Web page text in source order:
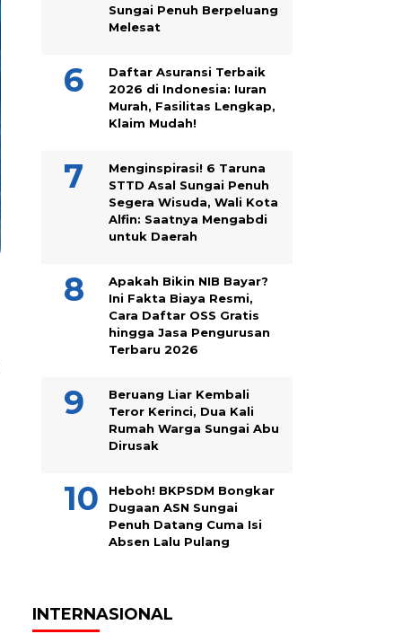
Sungai Penuh Berpeluang
Melesat
Daftar Asuransi Terbaik
2026 di Indonesia: Iuran
Murah, Fasilitas Lengkap,
Klaim Mudah!
Menginspirasi! 6 Taruna
STTD Asal Sungai Penuh
Segera Wisuda, Wali Kota
Alfin: Saatnya Mengabdi
untuk Daerah
Apakah Bikin NIB Bayar?
Ini Fakta Biaya Resmi,
Cara Daftar OSS Gratis
hingga Jasa Pengurusan
Terbaru 2026
Beruang Liar Kembali
Teror Kerinci, Dua Kali
Rumah Warga Sungai Abu
Dirusak
Heboh! BKPSDM Bongkar
Dugaan ASN Sungai
Penuh Datang Cuma Isi
Absen Lalu Pulang
INTERNASIONAL